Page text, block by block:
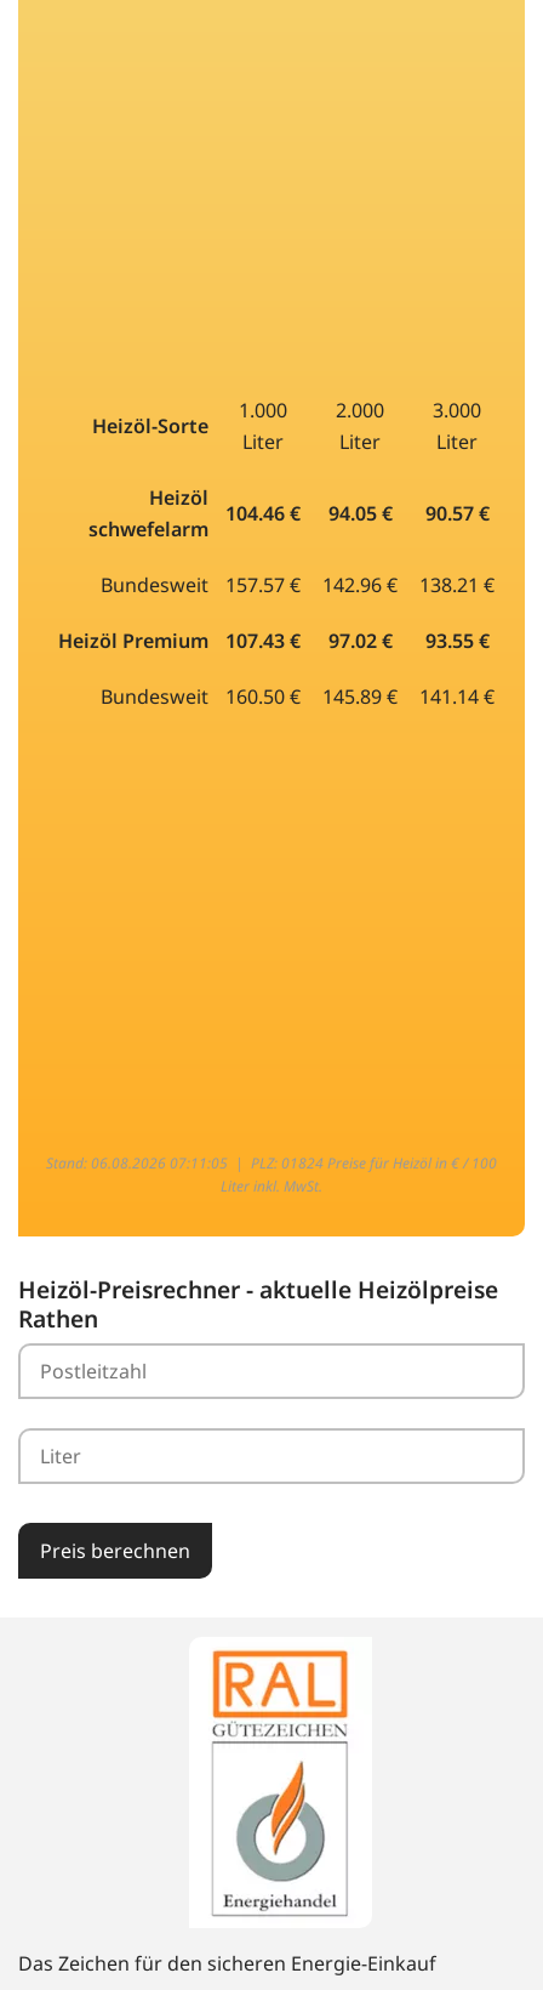
Heizöl-Sorte
1.000
Liter
2.000
Liter
3.000
Liter
Heizöl
schwefelarm
104.46 € 94.05 € 90.57 €
Bundesweit 157.57 € 142.96 € 138.21 €
Heizöl Premium 107.43 € 97.02 € 93.55 €
Bundesweit 160.50 € 145.89 € 141.14 €
Stand: 06.08.2026 07:11:05 | PLZ: 01824 Preise für Heizöl in € / 100
Liter inkl. MwSt.
Heizöl-Preisrechner - aktuelle Heizölpreise
Rathen
Preis berechnen
Das Zeichen für den sicheren Energie-Einkauf